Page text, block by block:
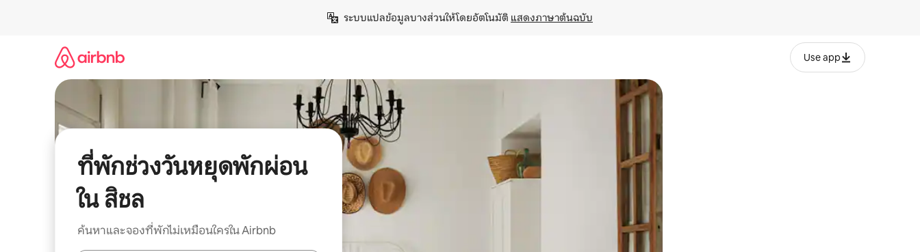
ระบบแปลข้อมูลบางส่วนให้โดยอัตโนมัติ แสดงภาษาต้นฉบับ
Use app
ที่พักช่วงวันหยุดพักผ่อน
ใน สิชล
ค้นหาและจองที่พักไม่เหมือนใครใน Airbnb